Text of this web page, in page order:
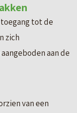
tot de
zich
aan de
van een